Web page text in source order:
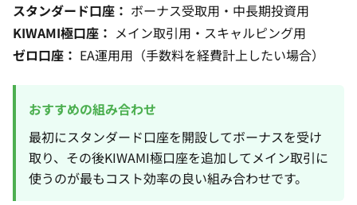
スタンダード口座： ボーナス受取用・中長期投資用
KIWAMI極口座： メイン取引用・スキャルピング用
ゼロ口座： EA運用用（手数料を経費計上したい場合）
おすすめの組み合わせ
最初にスタンダード口座を開設してボーナスを受け
取り、その後KIWAMI極口座を追加してメイン取引に
使うのが最もコスト効率の良い組み合わせです。